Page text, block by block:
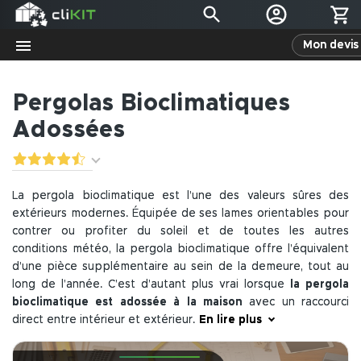
Mon
Pergolas Bioclimatiques
Adossées
La pergola bioclimatique est l’une des valeurs sûres des
extérieurs modernes. Équipée de ses lames orientables pour
contrer ou profiter du soleil et de toutes les autres
conditions météo, la pergola bioclimatique offre l’équivalent
d’une pièce supplémentaire au sein de la demeure, tout au
long de l’année. C’est d’autant plus vrai lorsque
la pergola
bioclimatique est adossée à la maison avec un raccourci
direct entre intérieur et extérieur. En lire plus
L’ajout d’accessoires pour pergola et les avantages de la